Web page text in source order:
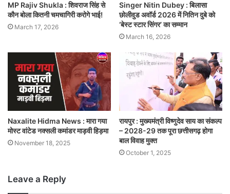
MP Rajiv Shukla : शिवराज सिंह से
कौन बोला कितनी चमचागिरी करोगे भाई!
March 17, 2026
Singer Nitin Dubey : बिलासा
छोलीवुड अवॉर्ड 2026 में नितिन दुबे को
‘बेस्ट स्टार सिंगर’ का सम्मान
March 16, 2026
Naxalite Hidma News : मारा गया
मोस्ट वांटेड नक्सली कमांडर माड़वी हिड़मा
November 18, 2025
रायपुर : मुख्यमंत्री विष्णुदेव साय का संकल्प
– 2028-29 तक पूरा छत्तीसगढ़ होगा
बाल विवाह मुक्त
October 1, 2025
Leave a Reply